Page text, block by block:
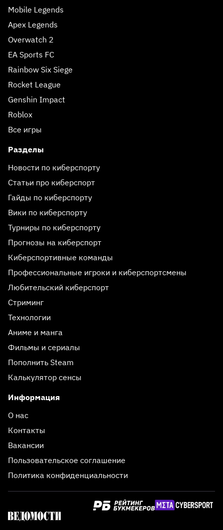
Mobile Legends
Apex Legends
Overwatch 2
EA Sports FC
Rainbow Six Siege
Rocket League
Genshin Impact
Roblox
Все игры
Разделы
Новости по киберспорту
Статьи про киберспорт
Гайды по киберспорту
Вики по киберспорту
Турниры по киберспорту
Прогнозы на киберспорт
Киберспортивные команды
Профессиональные игроки и киберспортсмены
Любительский киберспорт
Стриминг
Технологии
Аниме и манга
Фильмы и сериалы
Пополнить Steam
Калькулятор сенсы
Информация
О нас
Контакты
Вакансии
Пользовательское соглашение
Политика конфиденциальности